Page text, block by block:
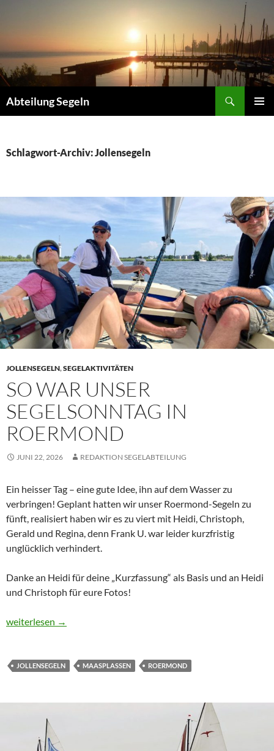
Abteilung Segeln
Schlagwort-Archiv: Jollensegeln
JOLLENSEGELN,SEGELAKTIVITÄTEN
SO WAR UNSER
SEGELSONNTAG IN
ROERMOND
JUNI 22, 2026 REDAKTION SEGELABTEILUNG
Ein heisser Tag – eine gute Idee, ihn auf dem Wasser zu
verbringen! Geplant hatten wir unser Roermond-Segeln zu
fünft, realisiert haben wir es zu viert mit Heidi, Christoph,
Gerald und Regina, denn Frank U. war leider kurzfristig
unglücklich verhindert.
Danke an Heidi für deine „Kurzfassung“ als Basis und an Heidi
und Christoph für eure Fotos!
So war unser Segelsonntag in Roermond
weiterlesen →
JOLLENSEGELN MAASPLASSEN ROERMOND